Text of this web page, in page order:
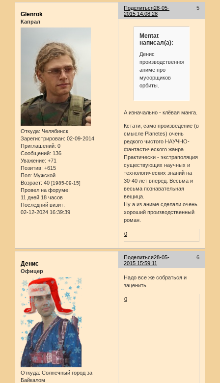
Поделиться 5
28-05-
2015 14:08:28
Glenrok
Капрал
Откуда: Челябинск
Зарегистрирован: 02-09-2014
Приглашений: 0
Сообщений: 136
Уважение: +71
Позитив: +615
Пол: Мужской
Возраст: 40 [1985-09-15]
Провел на форуме:
11 дней 18 часов
Последний визит:
02-12-2024 16:39:39
Mentat
написал(а):
Денис
производственное
аниме про
мусорщиков
орбиты.
А изначально - клёвая манга.
Кстати, само произведение (в
смысле Planetes) очень
редкого чистого НАУЧНО-
фантастического жанра.
Практически - экстраполяция
существующих научных и
технологических знаний на
30-40 лет вперёд. Весьма и
весьма познавательная
вещица.
Ну а из аниме сделали очень
хороший производственный
роман.
0
Поделиться 6
28-05-
2015 15:59:11
Денис
Офицер
Откуда: Солнечный город за
Байкалом
Надо все же собраться и
заценить
0